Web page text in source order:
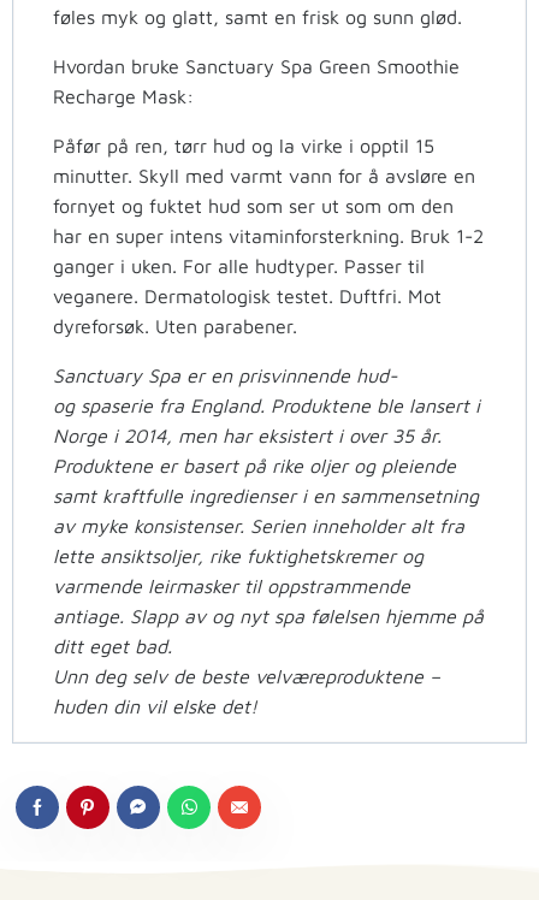
føles myk og glatt, samt en frisk og sunn glød.
Hvordan bruke Sanctuary Spa Green Smoothie
Recharge Mask:
Påfør på ren, tørr hud og la virke i opptil 15
minutter. Skyll med varmt vann for å avsløre en
fornyet og fuktet hud som ser ut som om den
har en super intens vitaminforsterkning. Bruk 1-2
ganger i uken. For alle hudtyper. Passer til
veganere. Dermatologisk testet. Duftfri. Mot
dyreforsøk. Uten parabener.
SanctuarySpa er en prisvinnende hud-
og spaserie fra England. Produktene ble lansert i
Norge i 2014, men har eksistert i over 35 år.
Produktene er basert på rike oljer og pleiende
samt kraftfulle ingredienser i en sammensetning
av myke konsistenser. Serien inneholder alt fra
lette ansiktsoljer, rike fuktighetskremer og
varmende leirmasker til oppstrammende
antiage. Slapp av og nyt spa følelsen hjemme på
ditt eget bad.
Unn deg selv de beste velværeproduktene –
huden din vil elske det!